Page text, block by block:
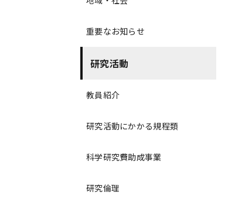
重要なお知らせ
研究活動
教員紹介
研究活動にかかる規程類
科学研究費助成事業
研究倫理